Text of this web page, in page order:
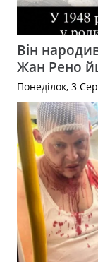
Він
Жан Рено
Понеділок, 3